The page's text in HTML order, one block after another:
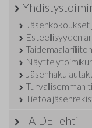
Esteellisyyden
Turvallisemman
Tietoa
TAIDE-lehti